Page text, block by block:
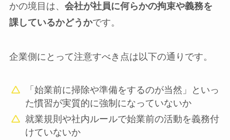
かの境目は、 会社が社員に何らかの拘束や義務を
課しているかどうかです。
企業側にとって注意すべき点は以下の通りです。
「始業前に掃除や準備をするのが当然」といっ
た慣習が実質的に強制になっていないか
就業規則や社内ルールで始業前の活動を義務付
けていないか